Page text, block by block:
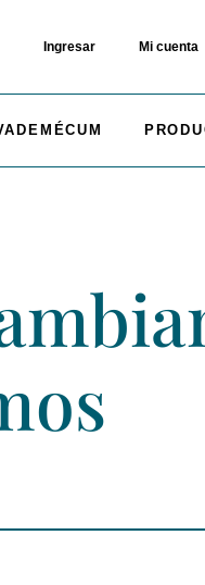
Ingresar Mi cuenta